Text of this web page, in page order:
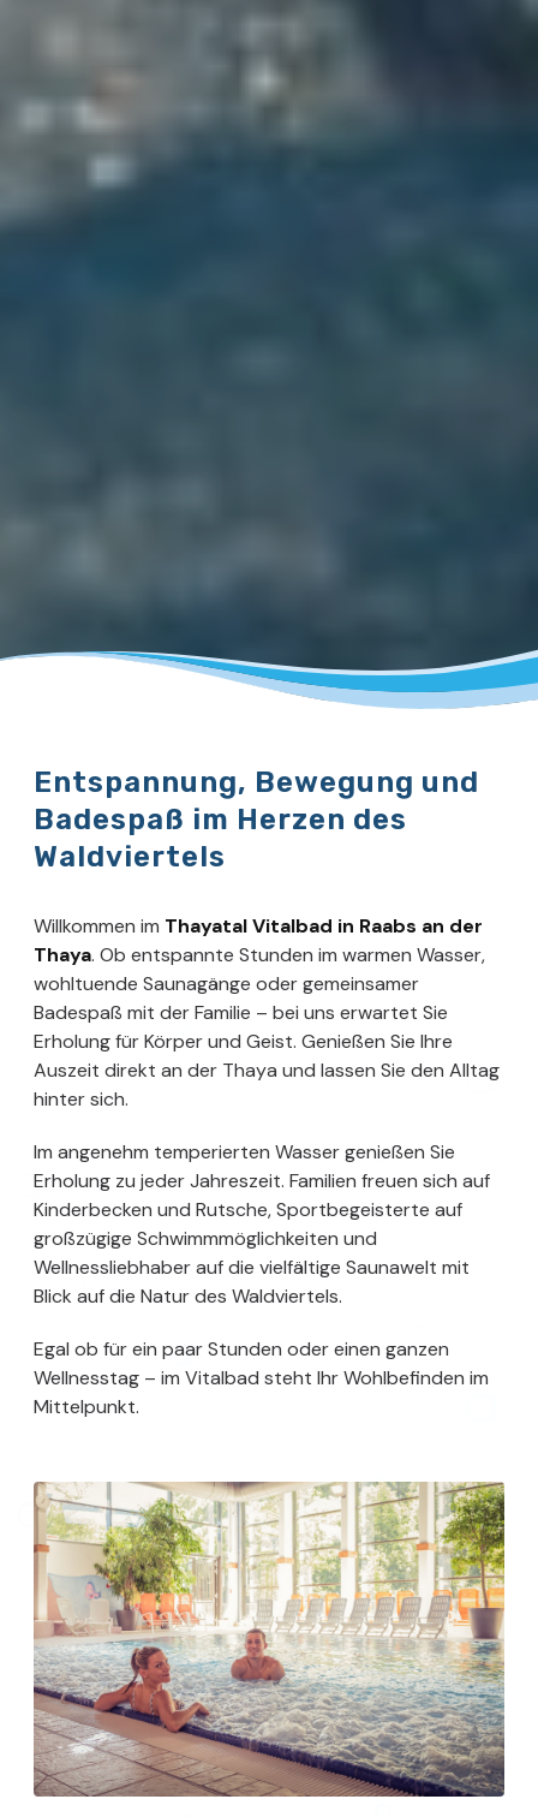
Entspannung, Bewegung und
Badespaß im Herzen des
Waldviertels
Willkommen im Thayatal Vitalbad in Raabs an der
Thaya. Ob entspannte Stunden im warmen Wasser,
wohltuende Saunagänge oder gemeinsamer
Badespaß mit der Familie – bei uns erwartet Sie
Erholung für Körper und Geist. Genießen Sie Ihre
Auszeit direkt an der Thaya und lassen Sie den Alltag
hinter sich.
Im angenehm temperierten Wasser genießen Sie
Erholung zu jeder Jahreszeit. Familien freuen sich auf
Kinderbecken und Rutsche, Sportbegeisterte auf
großzügige Schwimmmöglichkeiten und
Wellnessliebhaber auf die vielfältige Saunawelt mit
Blick auf die Natur des Waldviertels.
Egal ob für ein paar Stunden oder einen ganzen
Wellnesstag – im Vitalbad steht Ihr Wohlbefinden im
Mittelpunkt.